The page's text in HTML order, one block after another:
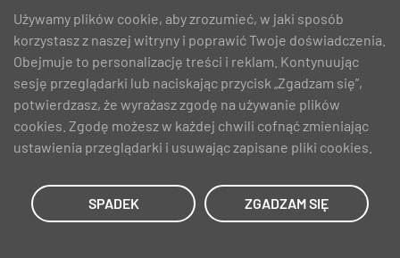
Dom
Nezalezhnoi Ukrainy St. 51,
Zaporizhzhia, Zaporiz'ka oblast,
69000, Ukraine
Phone: +380 612360807
Nezalezhnosti Ave. 13,
Używamy plików cookie, aby zrozumieć, w jaki sposób
korzystasz z naszej witryny i poprawić Twoje doświadczenia.
Obejmuje to personalizację treści i reklam. Kontynuując
sesję przeglądarki lub naciskając przycisk „Zgadzam się”,
potwierdzasz, że wyrażasz zgodę na używanie plików
cookies. Zgodę możesz w każdej chwili cofnąć zmieniając
ustawienia przeglądarki i usuwając zapisane pliki cookies.
SPADEK ZGADZAM SIĘ